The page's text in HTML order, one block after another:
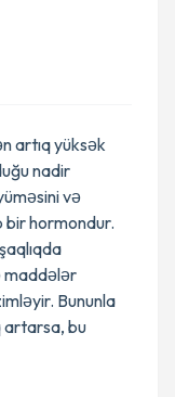
artıq yüksək
nadir
və
bir hormondur.
maddələr
Bununla
artarsa, bu